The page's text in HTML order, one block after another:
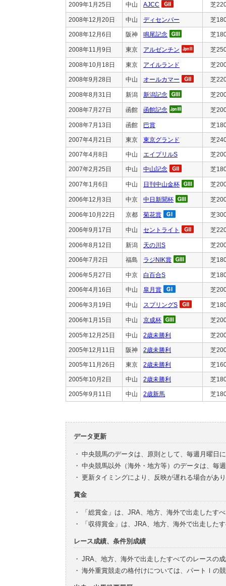
2009年1月25日 中山 AJCC 芝
2008年12月20日 中山 ディセンバー 芝
2008年12月6日 阪神 鳴尾記念 芝
2008年11月9日 東京 アルゼンチン 芝
2008年10月18日 東京 アイルランド 芝
2008年9月28日 中山 オールカマー 芝
2008年8月31日 新潟 新潟記念 芝
2008年7月27日 函館 函館記念 芝
2008年7月13日 函館 巴賞 芝
2007年4月21日 東京 東京グランド 芝
2007年4月8日 中山 エイプリルS 芝
2007年2月25日 中山 中山記念 芝
2007年1月6日 中山 日刊中山金杯 芝
2006年12月3日 中京 中日新聞杯 芝
2006年10月22日 京都 菊花賞 芝
2006年9月17日 中山 セントライト 芝
2006年8月12日 新潟 天の川S 芝
2006年7月2日 福島 ラジNIK賞 芝
2006年5月27日 中京 白百合S 芝
2006年4月16日 中山 皐月賞 芝
2006年3月19日 中山 スプリングS 芝
2006年1月15日 中山 京成杯 芝
2005年12月25日 中山 2歳未勝利 芝
2005年12月11日 阪神 2歳未勝利 芝
2005年11月26日 東京 2歳未勝利 芝
2005年10月2日 中山 2歳未勝利 芝
2005年9月11日 中山 2歳新馬 芝
データ更新
・ 中央競馬のデータは、原則として、毎週月曜日
・ 中央競馬以外（海外・地方等）のデータは、毎
・ 更新タイミングにより、反映が遅れる場合があ
賞金
・
「総賞金」は、JRA、地方、海外で出走したす
・
「収得賞金」は、JRA、地方、海外で出走した
レース成績、条件別成績
・ JRA、地方、海外で出走したすべてのレースの
・ 海外重賞競走の格付けについては、パートⅠの